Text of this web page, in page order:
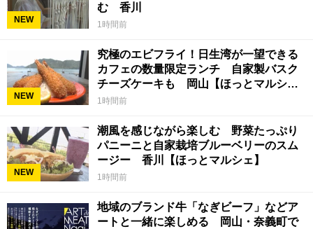
NEW
む 香川
1時間前
NEW
究極のエビフライ！日生湾が一望できる
カフェの数量限定ランチ 自家製バスク
チーズケーキも 岡山【ほっとマルシ
ェ】
1時間前
NEW
潮風を感じながら楽しむ 野菜たっぷり
パニーニと自家栽培ブルーベリーのスム
ージー 香川【ほっとマルシェ】
1時間前
地域のブランド牛「なぎビーフ」などア
ートと一緒に楽しめる 岡山・奈義町で